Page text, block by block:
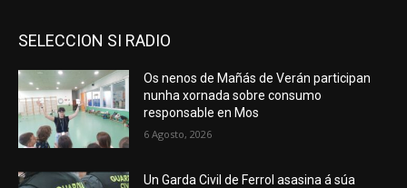
SELECCION SI RADIO
Os nenos de Mañás de Verán participan
nunha xornada sobre consumo
responsable en Mos
6 Agosto, 2026
Un Garda Civil de Ferrol asasina á súa